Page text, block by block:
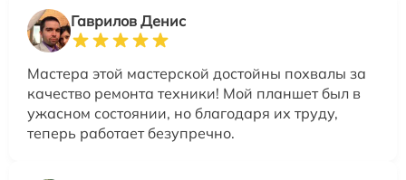
Гаврилов Денис
Мастера этой мастерской достойны похвалы за
качество ремонта техники! Мой планшет был в
ужасном состоянии, но благодаря их труду,
теперь работает безупречно.